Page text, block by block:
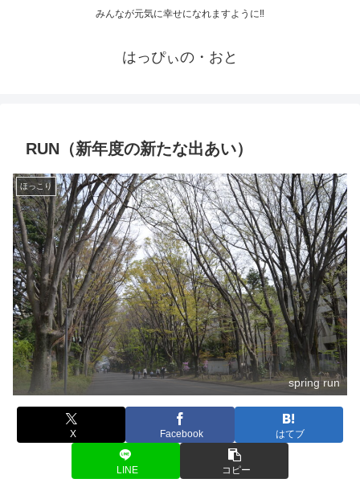
みんなが元気に幸せになれますように‼
はっぴぃの・おと
RUN（新年度の新たな出あい）
ほっこり
spring run
X Facebook はてブ
LINE コピー